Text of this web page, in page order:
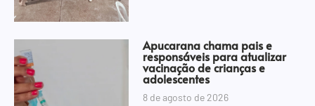
Apucarana chama pais e
responsáveis para atualizar
vacinação de crianças e
adolescentes
8 de agosto de 2026